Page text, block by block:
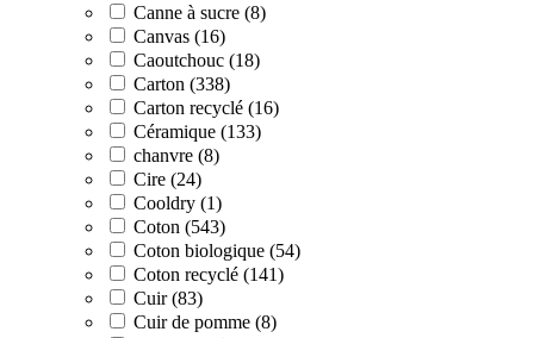
Canne à sucre (8)
Canvas (16)
Caoutchouc (18)
Carton (338)
Carton recyclé (16)
Céramique (133)
chanvre (8)
Cire (24)
Cooldry (1)
Coton (543)
Coton biologique (54)
Coton recyclé (141)
Cuir (83)
Cuir de pomme (8)